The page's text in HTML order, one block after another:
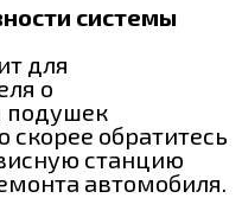
системы
для
о
подушек
скорее обратитесь
станцию
автомобиля.